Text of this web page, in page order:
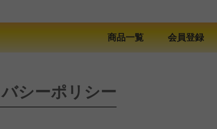
商品一覧 会員登録
シーポリシー